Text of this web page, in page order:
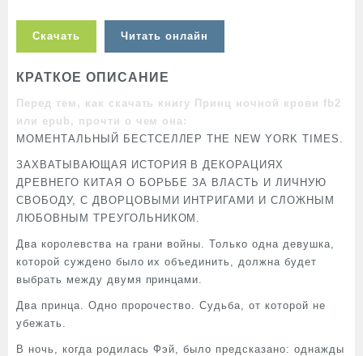
Скачать Читать онлайн
КРАТКОЕ ОПИСАНИЕ
Перед тем, как скачать книгу Принц ночной крови fb2
или epub, прочти о чем она:
МОМЕНТАЛЬНЫЙ БЕСТСЕЛЛЕР THE NEW YORK TIMES.
ЗАХВАТЫВАЮЩАЯ ИСТОРИЯ В ДЕКОРАЦИЯХ
ДРЕВНЕГО КИТАЯ О БОРЬБЕ ЗА ВЛАСТЬ И ЛИЧНУЮ
СВОБОДУ, С ДВОРЦОВЫМИ ИНТРИГАМИ И СЛОЖНЫМ
ЛЮБОВНЫМ ТРЕУГОЛЬНИКОМ.
Два королевства на грани войны. Только одна девушка,
которой суждено было их объединить, должна будет
выбрать между двумя принцами.
Два принца. Одно пророчество. Судьба, от которой не
убежать.
В ночь, когда родилась Фэй, было предсказано: однажды